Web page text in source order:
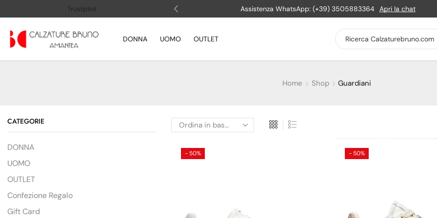
Trustpilot
Apri la chat Assistenza WhatsApp: (+39) 3505883364 Apri la chat
DONNA UOMO OUTLET
Home Shop Guardiani
- 50% - 50%
CATEGORIE
DONNA
UOMO
OUTLET
Confezione Regalo
Gift Card